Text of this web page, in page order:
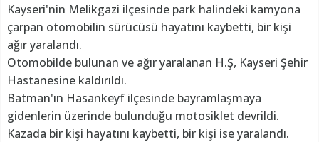
Kayseri'nin Melikgazi ilçesinde park halindeki kamyona
çarpan otomobilin sürücüsü hayatını kaybetti, bir kişi
ağır yaralandı.
Otomobilde bulunan ve ağır yaralanan H.Ş, Kayseri Şehir
Hastanesine kaldırıldı.
Batman'ın Hasankeyf ilçesinde bayramlaşmaya
gidenlerin üzerinde bulunduğu motosiklet devrildi.
Kazada bir kişi hayatını kaybetti, bir kişi ise yaralandı.